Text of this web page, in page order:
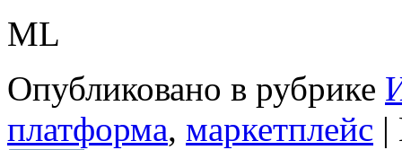
ML
Опубликовано в рубрике
платформа, маркетплейс |